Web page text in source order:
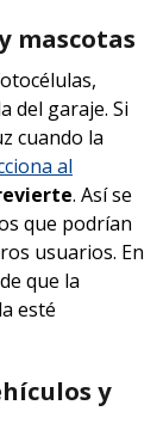
mascotas
del garaje. Si
cuando la
al
. Así se
que podrían
usuarios. En
que la
esté
y